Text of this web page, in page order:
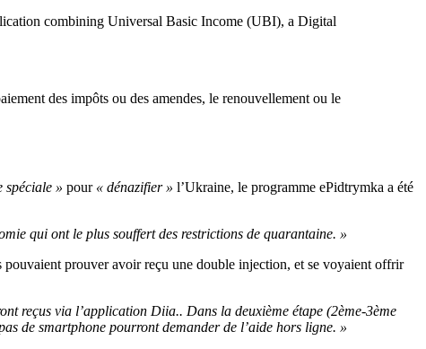
combining Universal Basic Income (UBI), a Digital
des impôts ou des amendes, le renouvellement ou le
spéciale » pour « dénazifier » l’Ukraine, le programme ePidtrymka a été
qui ont le plus souffert des restrictions de quarantaine. »
prouver avoir reçu une double injection, et se voyaient offrir
reçus via l’application Diia.. Dans la deuxième étape (2ème-3ème
de smartphone pourront demander de l’aide hors ligne. »